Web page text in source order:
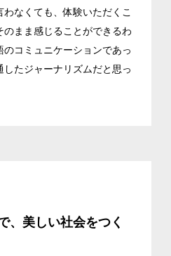
なくても、体験いただくこ
のまま感じることができるわ
コミュニケーションであっ
たジャーナリズムだと思っ
、美しい社会をつく